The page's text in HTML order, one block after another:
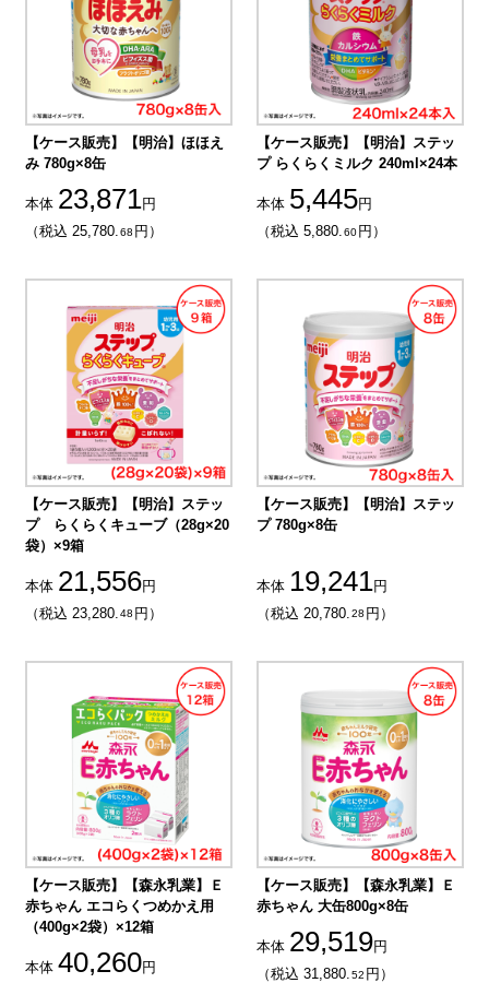
【ケース販売】【明治】ほほえ
み 780g×8缶
本体 23,871円
（税込 25,780.68 円）
【ケース販売】【明治】ステッ
プ らくらくミルク 240ml×24本
本体 5,445円
（税込 5,880.60 円）
【ケース販売】【明治】ステッ
プ らくらくキューブ（28g×20
袋）×9箱
本体 21,556円
（税込 23,280. 48 円）
【ケース販売】【明治】ステッ
プ 780g×8缶
本体 19,241円
（税込 20,780. 28 円）
【ケース販売】【森永乳業】Ｅ
赤ちゃん エコらくつめかえ用
（400g×2袋）×12箱
本体 40,260円
【ケース販売】【森永乳業】Ｅ
赤ちゃん 大缶800g×8缶
本体 29,519円
（税込 31,880. 52 円）